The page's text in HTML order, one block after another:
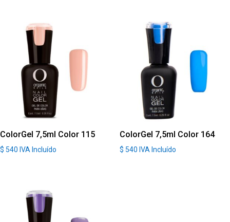
ColorGel 7,5ml Color 115
$ 540 IVA Incluído
ColorGel 7,5ml Color 164
$ 540 IVA Incluído